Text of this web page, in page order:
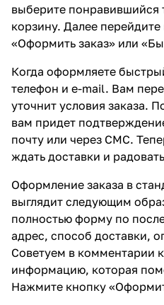
выберите понравившийся
корзину. Далее
«Оформить заказ» или
Когда оформляете
телефон и e-mail. Вам
уточнит условия заказа.
вам придет
почту или через СМС.
ждать доставки и
Оформление заказа в
выглядит следующим
полностью форму по
адрес, способ доставки,
Советуем в комментарии
информацию, которая
Нажмите кнопку